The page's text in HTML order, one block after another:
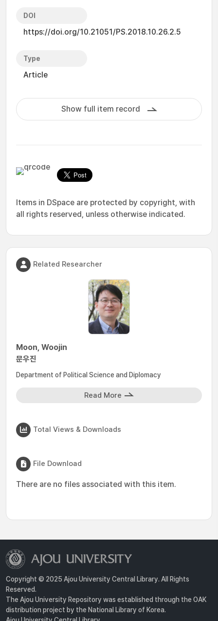
DOI
https://doi.org/10.21051/PS.2018.10.26.2.5
Type
Article
Show full item record
Items in DSpace are protected by copyright, with
all rights reserved, unless otherwise indicated.
Related Researcher
Moon, Woojin
문우진
Department of Political Science and Diplomacy
Read More
Total Views & Downloads
File Download
There are no files associated with this item.
Copyright © 2025 Ajou University Central Library. All Rights
Reserved.
The Ajou University Repository was established through the OAK
distribution project by the National Library of Korea.